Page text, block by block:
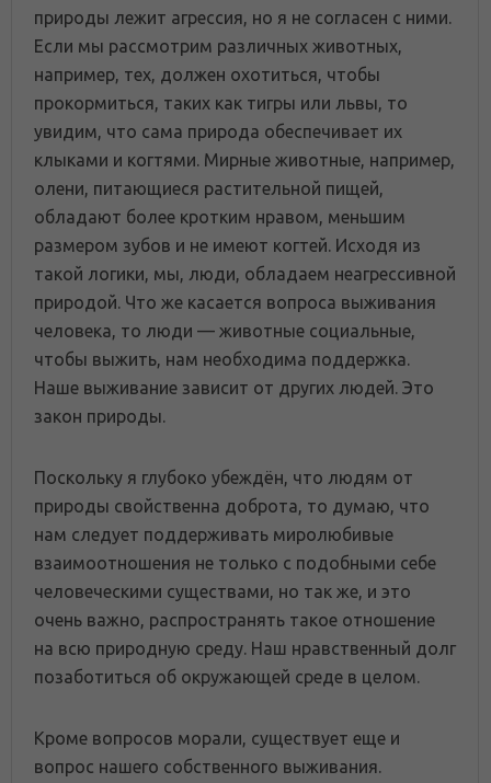
природы лежит агрессия, но я не согласен с ними.
Если мы рассмотрим различных животных,
например, тех, должен охотиться, чтобы
прокормиться, таких как тигры или львы, то
увидим, что сама природа обеспечивает их
клыками и когтями. Мирные животные, например,
олени, питающиеся растительной пищей,
обладают более кротким нравом, меньшим
размером зубов и не имеют когтей. Исходя из
такой логики, мы, люди, обладаем неагрессивной
природой. Что же касается вопроса выживания
человека, то люди — животные социальные,
чтобы выжить, нам необходима поддержка.
Наше выживание зависит от других людей. Это
закон природы.
Поскольку я глубоко убеждён, что людям от
природы свойственна доброта, то думаю, что
нам следует поддерживать миролюбивые
взаимоотношения не только с подобными себе
человеческими существами, но так же, и это
очень важно, распространять такое отношение
на всю природную среду. Наш нравственный долг
позаботиться об окружающей среде в целом.
Кроме вопросов морали, существует еще и
вопрос нашего собственного выживания.